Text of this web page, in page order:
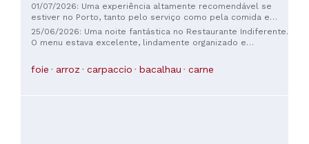
01/07/2026: Uma experiência altamente recomendável se
estiver no Porto, tanto pelo serviço como pela comida e
pelo ambiente do restaurante.
25/06/2026: Uma noite fantástica no Restaurante Indiferente.
O menu estava excelente, lindamente organizado e
acolhedor, e o ambiente era muito agradável. Uma visita
obrigatória quando estiver no Porto. Muito obrigada por esta
foie arroz carpaccio bacalhau carne